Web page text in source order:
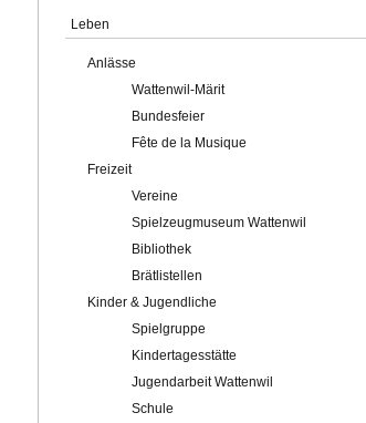
Leben
Anlässe
Wattenwil-Märit
Bundesfeier
Fête de la Musique
Freizeit
Vereine
Spielzeugmuseum Wattenwil
Bibliothek
Brätlistellen
Kinder & Jugendliche
Spielgruppe
Kindertagesstätte
Jugendarbeit Wattenwil
Schule